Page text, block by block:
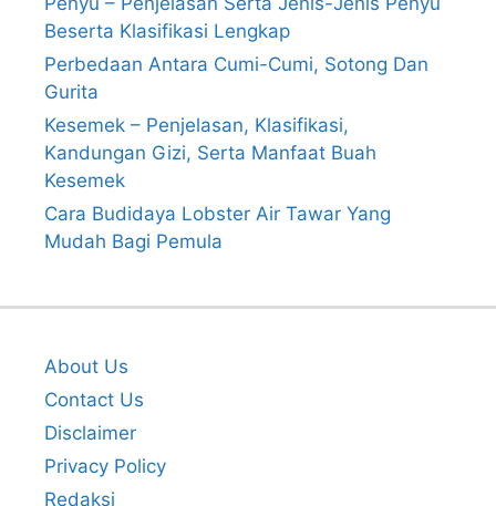
Beserta Klasifikasi Lengkap
Perbedaan Antara Cumi-Cumi, Sotong Dan
Gurita
Kesemek – Penjelasan, Klasifikasi,
Kandungan Gizi, Serta Manfaat Buah
Kesemek
Cara Budidaya Lobster Air Tawar Yang
Mudah Bagi Pemula
About Us
Contact Us
Disclaimer
Privacy Policy
Redaksi